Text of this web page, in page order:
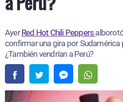
AyerRed Hot Chili Peppers
confirmar una gira por Sudamérica
¿También vendrían a Perú?